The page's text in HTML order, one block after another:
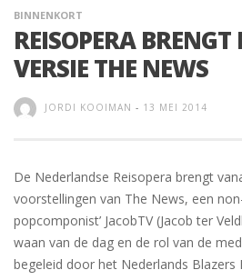
BINNENKORT
REISOPERA
VERSIE THE NEWS
JORDI KOOIMAN - 13 MEI 2014
De Nederlandse Reisopera brengt
voorstellingen van The News, een
popcomponist’ JacobTV (Jacob ter
waan van de dag en de rol van de
begeleid door het Nederlands Blazers